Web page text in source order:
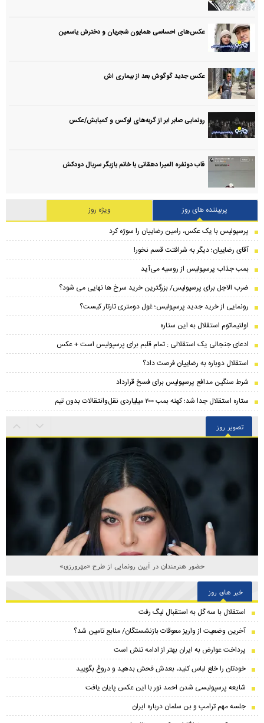
عکس‌های احساسی همایون شجریان و دخترش یاسمین
عکس جدید گوگوش بعد از بیماری اش
رونمایی صابر ابر از گربه‌های لوکس و کمیابش/عکس
قاب دونفره المیرا دهقانی با خانم بازیگر سریال دودکش
پربیننده های روز
ویژه روز
پرسپولیس با یک عکس، رامین رضاییان را سوژه کرد
آقای رضاییان؛ دیگر به شرافتت قسم نخور!
بمب جذاب پرسپولیس از روسیه می‌آید
ضرب الاجل برای پرسپولیس/ بزرگترین خرید سرخ ها نهایی می شود؟
رونمایی از خرید جدید پرسپولیس؛ غول دومتری تارتار کیست؟
اولتیماتوم استقلال به این ستاره
ادعای جنجالی یک استقلالی : تمام قلبم برای پرسپولیس است + عکس
استقلال دوباره به رضاییان فرصت داد؟
شرط سنگین مدافع پرسپولیس برای فسخ قرارداد
ستاره استقلال جدا شد؛ کهنه بمب ۲۰۰ میلیاردی نقل‌وانتقالات بدون تیم
تصویر روز
حضور هنرمندان در آیین رونمایی از طرح «مهرورزی»
خبر های روز
استقلال با سه گل به استقبال لیگ رفت
آخرین وضعیت از واریز معوقات بازنشستگان/ منابع تامین شد؟
پرداخت عوارض به ایران بهتر از ادامه تنش است
خودتان را خلع لباس کنید، بعدش فحش بدهید و دروغ بگویید
شایعه پرسپولیسی شدن احمد نور با این عکس پایان یافت
جلسه مهم ترامپ و بن سلمان درباره ایران